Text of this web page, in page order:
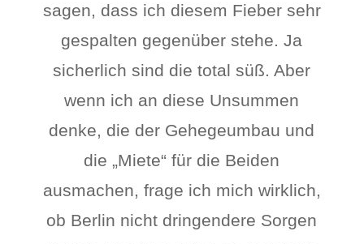
sagen, dass ich diesem Fieber sehr
gespalten gegenüber stehe. Ja
sicherlich sind die total süß. Aber
wenn ich an diese Unsummen
denke, die der Gehegeumbau und
die „Miete“ für die Beiden
ausmachen, frage ich mich wirklich,
ob Berlin nicht dringendere Sorgen